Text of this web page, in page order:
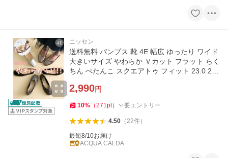
ニッセン
送料無料 パンプス 靴 4E 幅広 ゆったり ワイド
大きいサイズ やわらか Ｖカット フラット らく
ちん ぺたんこ スクエアトゥ フィット 23.0 26.
2,990円
10% （271pt） 要エントリー
4.50（22件）
最短8/10お届け
ACQUA CALDA